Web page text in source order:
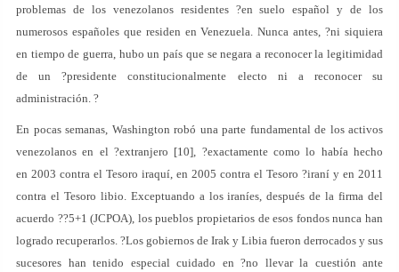
problemas de los venezolanos residentes ?en suelo español y de los
numerosos españoles que residen en Venezuela. Nunca antes, ?ni siquiera
en tiempo de guerra, hubo un país que se negara a reconocer la legitimidad
de un ?presidente constitucionalmente electo ni a reconocer su
administración. ?
En pocas semanas, Washington robó una parte fundamental de los activos
venezolanos en el ?extranjero [10], ?exactamente como lo había hecho
en 2003 contra el Tesoro iraquí, en 2005 contra el Tesoro ?iraní y en 2011
contra el Tesoro libio. Exceptuando a los iraníes, después de la firma del
acuerdo ??5+1 (JCPOA), los pueblos propietarios de esos fondos nunca han
logrado recuperarlos. ?Los gobiernos de Irak y Libia fueron derrocados y sus
sucesores han tenido especial cuidado en ?no llevar la cuestión ante